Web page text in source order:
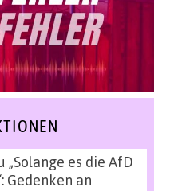
„Solange es die AfD
Gedenken an